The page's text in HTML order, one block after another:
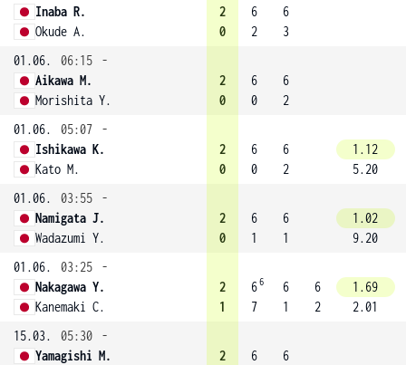
Inaba R.
Okude A.
2
0
6
2
6
3
01.06.
06:15
-
Aikawa M.
Morishita Y.
2
0
6
0
6
2
01.06.
05:07
-
Ishikawa K.
Kato M.
2
0
6
0
6
2
1.12
5.20
01.06.
03:55
-
Namigata J.
Wadazumi Y.
2
0
6
1
6
1
1.02
9.20
01.06.
03:25
-
Nakagawa Y.
Kanemaki C.
2
1
66
7
6
1
6
2
1.69
2.01
15.03.
05:30
-
Yamagishi M.
2
6
6